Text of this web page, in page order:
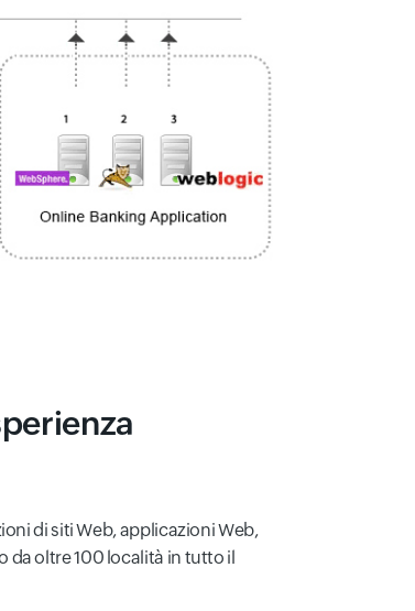
di siti Web, applicazioni Web,
da oltre 100 località in tutto il